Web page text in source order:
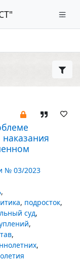
№ 03/2023
,
, подросток,
суд,
,
,
,